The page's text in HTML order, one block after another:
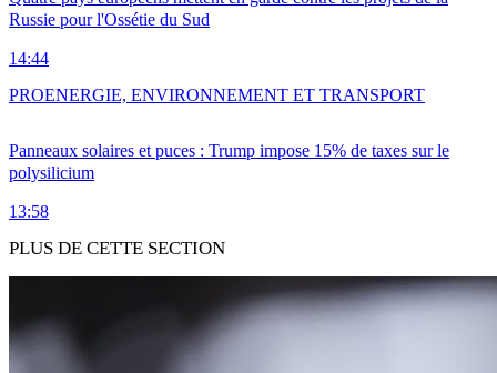
Russie pour l'Ossétie du Sud
14:44
Panneaux solaires et puces : Trump impose 15% de taxes sur le
polysilicium
13:58
PROENERGIE, ENVIRONNEMENT ET TRANSPORT
PLUS DE CETTE SECTION